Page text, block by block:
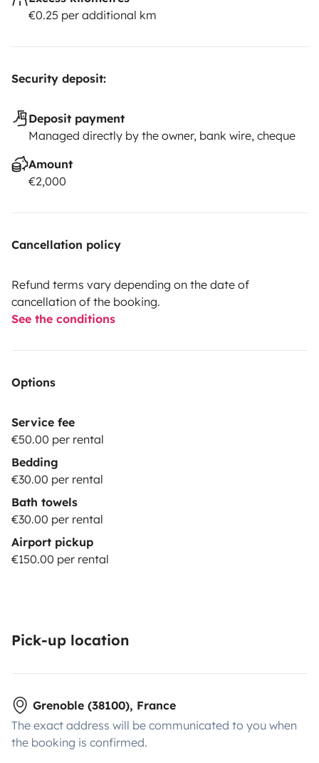
€0.25 per additional km
Security deposit:
Deposit payment
Managed directly by the owner, bank wire, cheque
Amount
€2,000
Cancellation policy
Refund terms vary depending on the date of
cancellation of the booking.
See the conditions
Options
Service fee
€50.00 per rental
Bedding
€30.00 per rental
Bath towels
€30.00 per rental
Airport pickup
€150.00 per rental
Pick-up location
Grenoble (38100), France
The exact address will be communicated to you when
the booking is confirmed.